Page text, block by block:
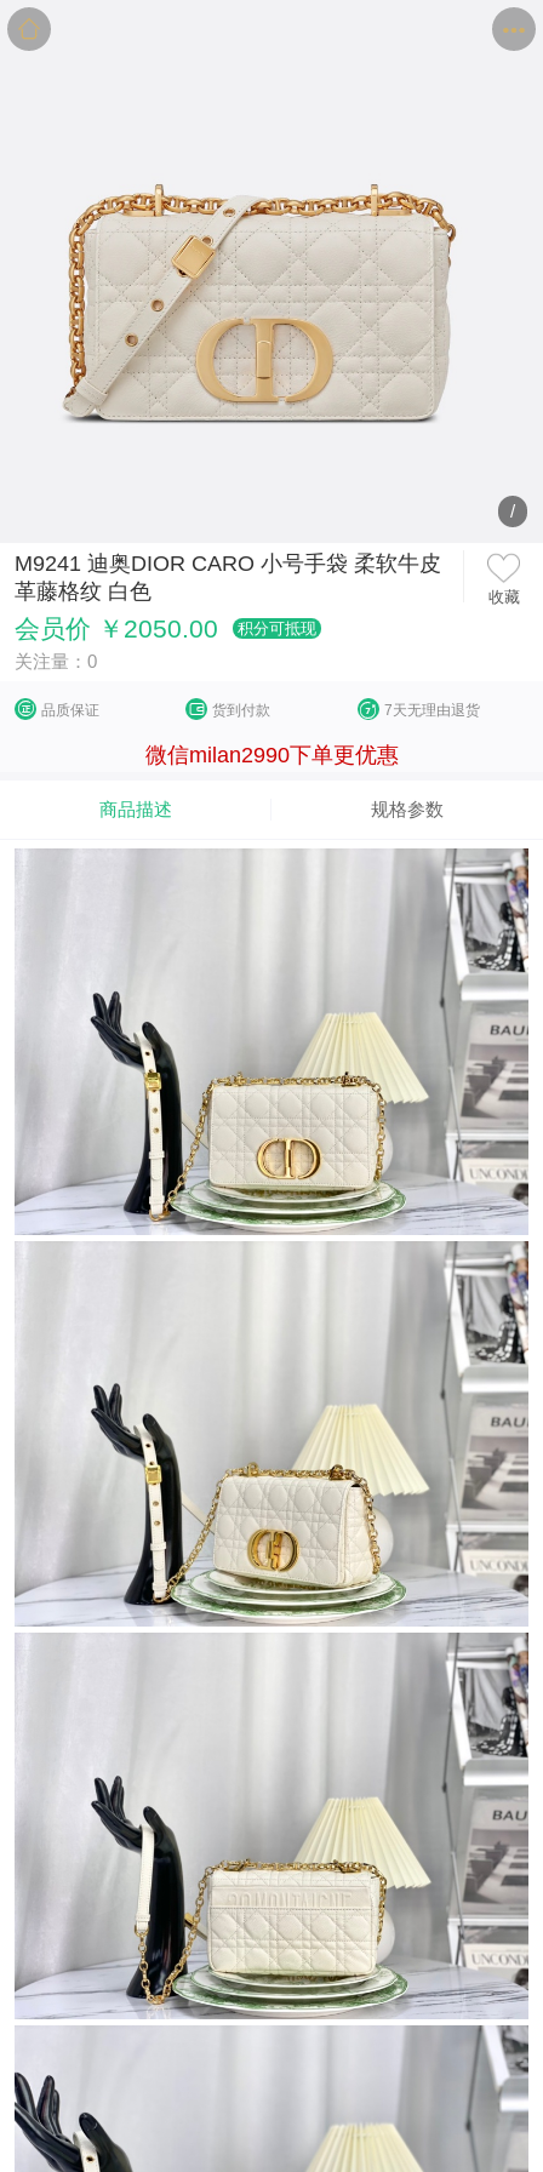
/
M9241 迪奥DIOR CARO 小号手袋 柔软牛皮
革藤格纹 白色
收藏
会员价 ￥2050.00 积分可抵现
关注量：0
品质保证 货到付款 7天无理由退货
微信milan2990下单更优惠
商品描述 规格参数